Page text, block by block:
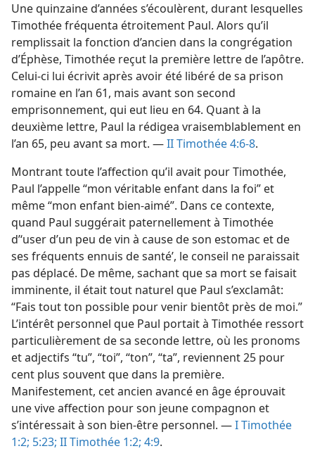
Une quinzaine d’années s’écoulèrent, durant lesquelles
Timothée fréquenta étroitement Paul. Alors qu’il
remplissait la fonction d’ancien dans la congrégation
d’Éphèse, Timothée reçut la première lettre de l’apôtre.
Celui-ci lui écrivit après avoir été libéré de sa prison
romaine en l’an 61, mais avant son second
emprisonnement, qui eut lieu en 64. Quant à la
deuxième lettre, Paul la rédigea vraisemblablement en
l’an 65, peu avant sa mort. —II Timothée 4:6-8.
Montrant toute l’affection qu’il avait pour Timothée,
Paul l’appelle “mon véritable enfant dans la foi” et
même “mon enfant bien-aimé”. Dans ce contexte,
quand Paul suggérait paternellement à Timothée
d’‘user d’un peu de vin à cause de son estomac et de
ses fréquents ennuis de santé’, le conseil ne paraissait
pas déplacé. De même, sachant que sa mort se faisait
imminente, il était tout naturel que Paul s’exclamât:
“Fais tout ton possible pour venir bientôt près de moi.”
L’intérêt personnel que Paul portait à Timothée ressort
particulièrement de sa seconde lettre, où les pronoms
et adjectifs “tu”, “toi”, “ton”, “ta”, reviennent 25 pour
cent plus souvent que dans la première.
Manifestement, cet ancien avancé en âge éprouvait
une vive affection pour son jeune compagnon et
s’intéressait à son bien-être personnel. —I Timothée
1:2; 5:23; II Timothée 1:2; 4:9.